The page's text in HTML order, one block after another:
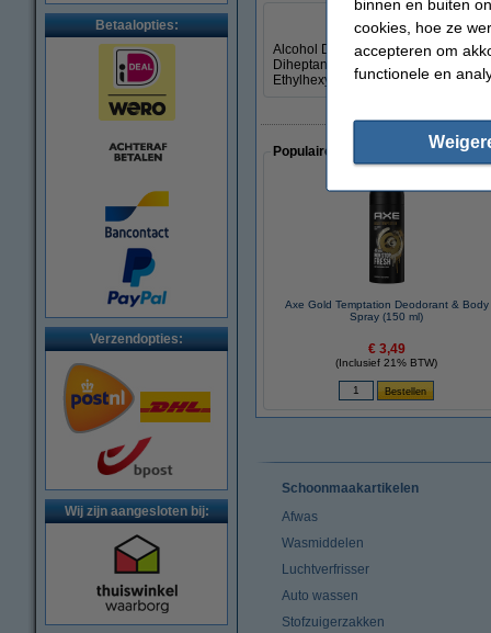
Betaalopties:
Verzendopties:
Wij zijn aangesloten bij:
Alcohol Denat., C12-15 Alkyl
Diheptanoate, Bis-
Ethylhexyl Triazone, Acrylates/
Populaire artikelen van klanten
Axe Gold Temptation Deodorant & Body
Spray (150 ml)
€ 3,49
(Inclusief 21% BTW)
Schoonmaakartikelen
Afwas
Wasmiddelen
Luchtverfrisser
Auto wassen
Stofzuigerzakken
cookies, hoe ze
accepteren om
functionele en